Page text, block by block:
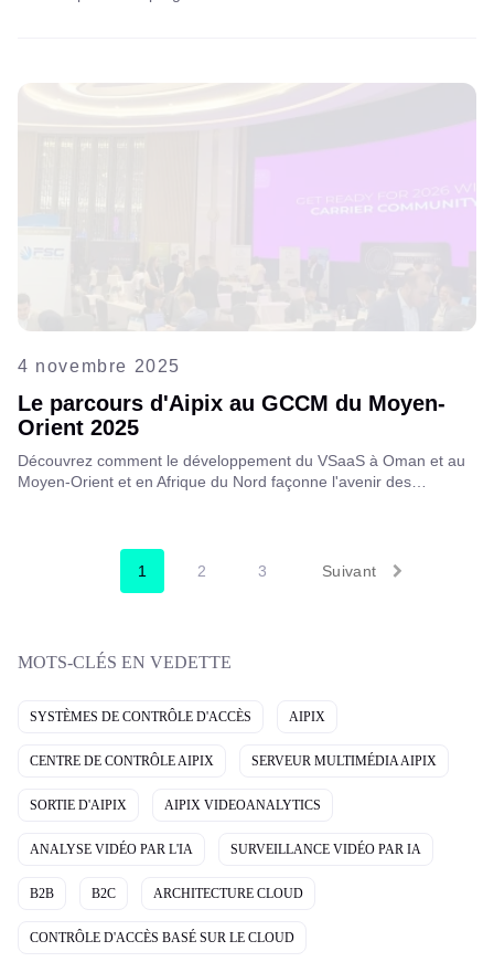
4 novembre 2025
Le parcours d'Aipix au GCCM du Moyen-
Orient 2025
Découvrez comment le développement du VSaaS à Oman et au
Moyen-Orient et en Afrique du Nord façonne l'avenir des
1
2 3 Suivant
MOTS-CLÉS EN VEDETTE
SYSTÈMES DE CONTRÔLE D'ACCÈS AIPIX
CENTRE DE CONTRÔLE AIPIX SERVEUR MULTIMÉDIA AIPIX
SORTIE D'AIPIX AIPIX VIDEOANALYTICS
ANALYSE VIDÉO PAR L'IA SURVEILLANCE VIDÉO PAR IA
B2B B2C ARCHITECTURE CLOUD
CONTRÔLE D'ACCÈS BASÉ SUR LE CLOUD